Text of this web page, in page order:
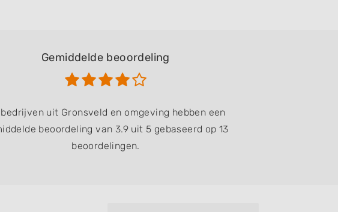
Gemiddelde beoordeling
bedrijven uit Gronsveld en omgeving hebben een
beoordeling van 3.9 uit 5 gebaseerd op 13
beoordelingen.